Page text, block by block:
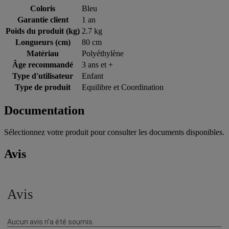
Coloris
Bleu
Garantie client
1 an
Poids du produit (kg) 2.7 kg
Longueurs (cm)
80 cm
Matériau
Polyéthylène
Âge recommandé
3 ans et +
Type d'utilisateur
Enfant
Type de produit
Equilibre et Coordination
Documentation
Sélectionnez votre produit pour consulter les documents disponibles.
Avis